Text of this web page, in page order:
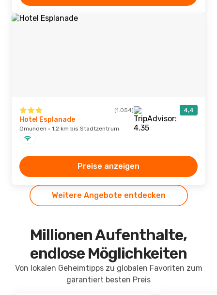
(1.054) 4,4
Hotel Esplanade
Gmunden · 1,2 km bis Stadtzentrum
Preise anzeigen
Weitere Angebote entdecken
Millionen Aufenthalte,
endlose Möglichkeiten
Von lokalen Geheimtipps zu globalen Favoriten zum
garantiert besten Preis